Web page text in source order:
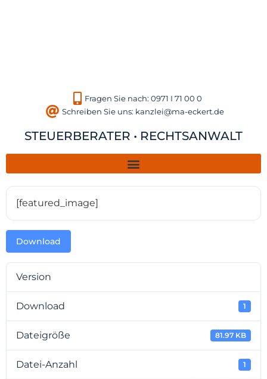
Fragen Sie nach: 0971 I 71 00 0
Schreiben Sie uns: kanzlei@ma-eckert.de
STEUERBERATER • RECHTSANWALT
[featured_image]
Download
Version
Download 1
Dateigröße 81.97 KB
Datei-Anzahl 1